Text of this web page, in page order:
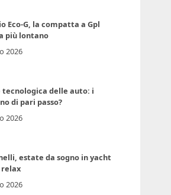
Eco-G, la compatta a Gpl
più lontano
2026
tecnologica delle auto: i
di pari passo?
2026
estate da sogno in yacht
relax
2026